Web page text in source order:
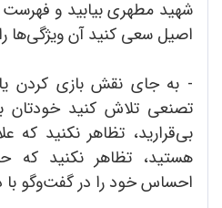
شهید مطهری بیابید و
اصیل سعی کنید آن ویژگی‌ها
- به جای نقش بازی کردن
تصنعی تلاش کنید خودتان
بی‌قرارید، تظاهر نکنید که
هستید، تظاهر نکنید که
احساس خود را در گفت‌وگو با